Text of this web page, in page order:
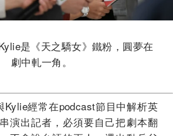
是《天之驕女》鐵粉，圓夢在
劇中軋一角。
Kylie經常在podcast節目中解析英
演出記者，必須要自己把劇本翻